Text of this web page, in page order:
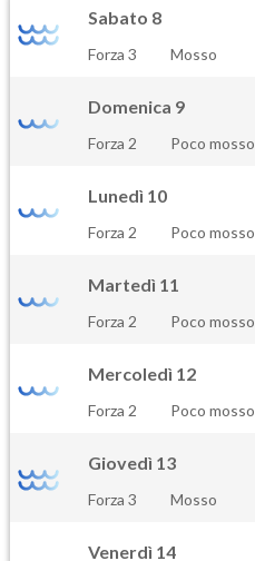
Sabato 8
Forza 3
Mosso
Domenica 9
Forza 2
Poco mosso
Lunedì 10
Forza 2
Poco mosso
Martedì 11
Forza 2
Poco mosso
Mercoledì 12
Forza 2
Poco mosso
Giovedì 13
Forza 3
Mosso
Venerdì 14